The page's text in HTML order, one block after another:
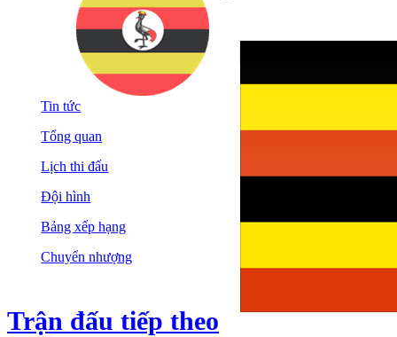
Tin tức
Tổng quan
Lịch thi đấu
Đội hình
Bảng xếp hạng
Chuyển nhượng
Trận đấu tiếp theo